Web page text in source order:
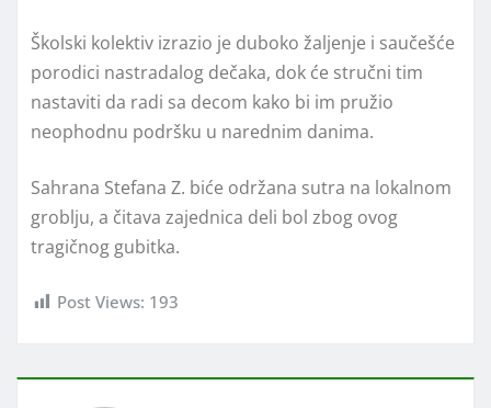
Školski kolektiv izrazio je duboko žaljenje i saučešće
porodici nastradalog dečaka, dok će stručni tim
nastaviti da radi sa decom kako bi im pružio
neophodnu podršku u narednim danima.
Sahrana Stefana Z. biće održana sutra na lokalnom
groblju, a čitava zajednica deli bol zbog ovog
tragičnog gubitka.
Post Views: 193